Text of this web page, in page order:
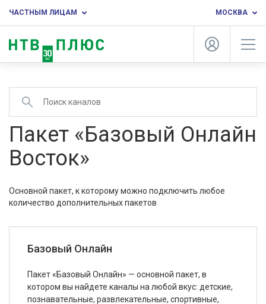
ЧАСТНЫМ ЛИЦАМ МОСКВА
Пакет «Базовый Онлайн
Восток»
Основной пакет, к которому можно подключить любое
количество дополнительных пакетов
Базовый Онлайн
Пакет «Базовый Онлайн» — основной пакет, в
котором вы найдете каналы на любой вкус: детские,
познавательные, развлекательные, спортивные,